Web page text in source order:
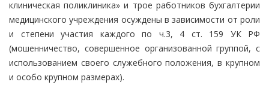
клиническая поликлиника» и трое работников бухгалтерии
медицинского учреждения осуждены в зависимости от роли
и степени участия каждого по ч.3, 4 ст. 159 УК РФ
(мошенничество, совершенное организованной группой, с
использованием своего служебного положения, в крупном
и особо крупном размерах).